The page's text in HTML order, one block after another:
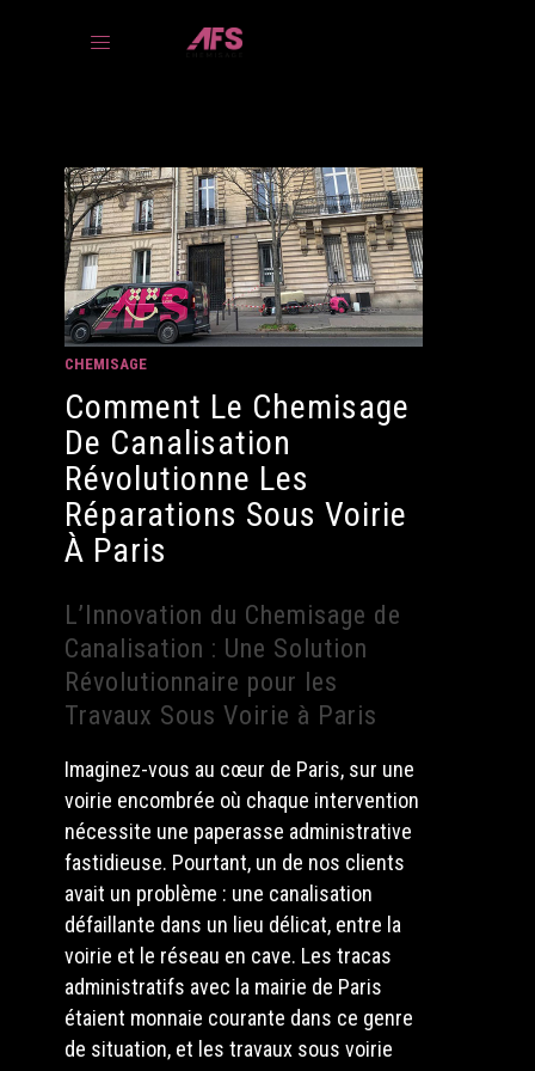
PROCESSUS
BESOINS
AVANTAGES
NOS RÉALISATIONS
CONTACT
CHEMISAGE
Comment Le Chemisage
De Canalisation
Révolutionne Les
Réparations Sous Voirie
À Paris
L’Innovation du Chemisage de
Canalisation : Une Solution
Révolutionnaire pour les
Travaux Sous Voirie à Paris
Imaginez-vous au cœur de Paris, sur une
voirie encombrée où chaque intervention
nécessite une paperasse administrative
fastidieuse. Pourtant, un de nos clients
avait un problème : une canalisation
défaillante dans un lieu délicat, entre la
voirie et le réseau en cave. Les tracas
administratifs avec la mairie de Paris
étaient monnaie courante dans ce genre
de situation, et les travaux sous voirie